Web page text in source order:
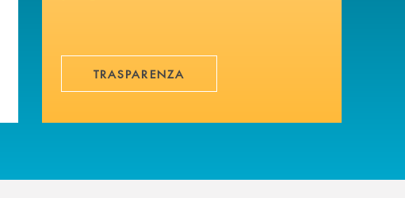
TRASPARENZA